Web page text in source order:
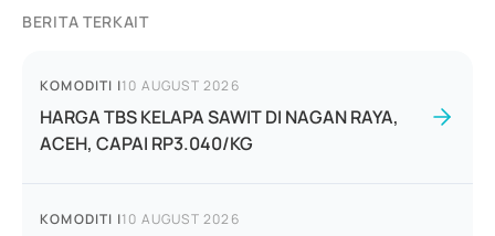
BERITA TERKAIT
KOMODITI |10 AUGUST 2026
HARGA TBS KELAPA SAWIT DI NAGAN RAYA,
ACEH, CAPAI RP3.040/KG
KOMODITI |10 AUGUST 2026